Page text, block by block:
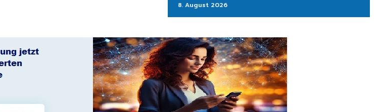
8. August 2026